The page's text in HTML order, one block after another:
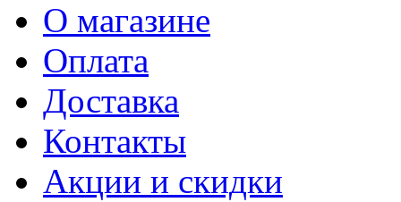
О магазине
Оплата
Доставка
Контакты
Акции и скидки